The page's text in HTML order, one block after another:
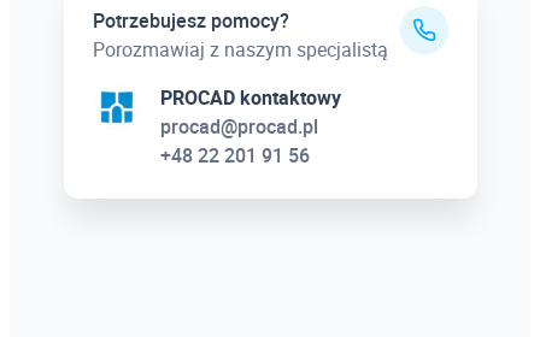
Potrzebujesz pomocy?
Porozmawiaj z naszym specjalistą
PROCAD kontaktowy
procad@procad.pl
+48 22 201 91 56